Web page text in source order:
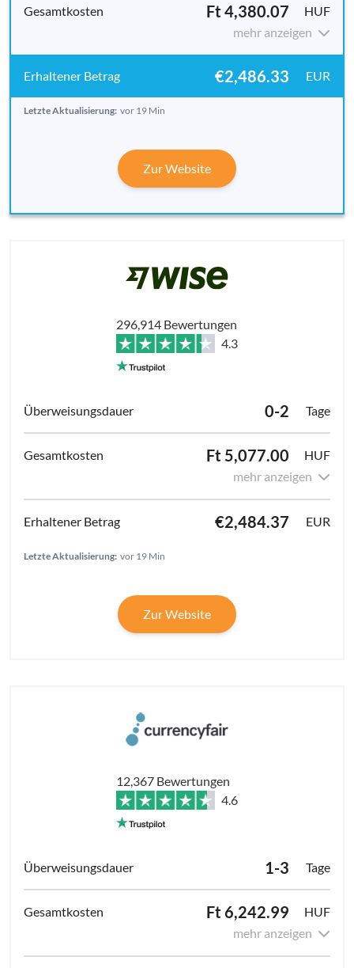
Ft 4,380.07
HUF
mehr anzeigen
€2,486.33 EUR
Letzte Aktualisierung: vor 19 Min
Zur Website
296,914 Bewertungen
4.3
0-2 Tage
Ft 5,077.00
HUF
mehr anzeigen
€2,484.37 EUR
Letzte Aktualisierung: vor 19 Min
Zur Website
12,367 Bewertungen
4.6
1-3 Tage
Ft 6,242.99
HUF
mehr anzeigen